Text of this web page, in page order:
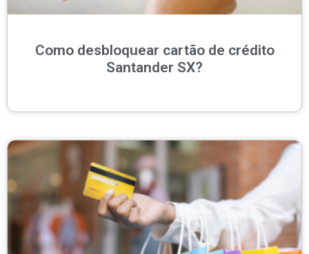
Como desbloquear cartão de crédito
Santander SX?